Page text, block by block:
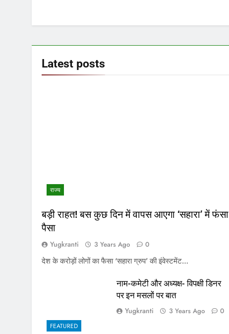
Latest posts
राज्य
बड़ी राहत! बस कुछ दिन में वापस आएगा ‘सहारा’ में फंसा
पैसा
Yugkranti 3 Years Ago
0
देश के करोड़ों लोगों का फैसा ‘सहारा ग्रुप’ की इंवेस्टमेंट…
FEATURED
नाम-कमेटी और अध्यक्ष- विपक्षी डिनर
पर इन मसलों पर बात
Yugkranti 3 Years Ago 0